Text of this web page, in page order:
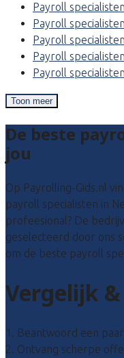
Payroll
Payroll
Payroll
Payroll
Payroll
Toon meer
De beste
jou
Op Payrolling-Gids.nl
payroll specialisten in
profeesional? De
geselecteerd door ons
om de beste payroll
Vergelijk
1. Beantwoord een
2. Ontvang scherpe